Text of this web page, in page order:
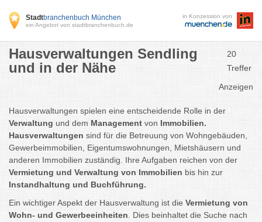
Stadtbranchenbuch München
ein Angebot von stadtbranchenbuch.de
in Konzession von
Hausverwaltungen Sendling
und in der Nähe
20
Treffer
Anzeigen
Hausverwaltungen spielen eine entscheidende Rolle in der
Verwaltung und dem Management von Immobilien.
Hausverwaltungen sind für die Betreuung von Wohngebäuden,
Gewerbeimmobilien, Eigentumswohnungen, Mietshäusern und
anderen Immobilien zuständig. Ihre Aufgaben reichen von der
Vermietung und Verwaltung von Immobilien bis hin zur
Instandhaltung und Buchführung.
Ein wichtiger Aspekt der Hausverwaltung ist die Vermietung von
Wohn- und Gewerbeeinheiten . Dies beinhaltet die Suche nach